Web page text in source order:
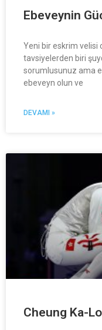
Ebeveynin
Yeni bir eskrim velisi
tavsiyelerden biri
sorumlusunuz ama
ebeveyn olun ve
DEVAMI »
Cheung Ka-